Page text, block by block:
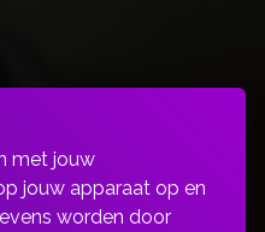
met jouw
jouw apparaat op en
worden door